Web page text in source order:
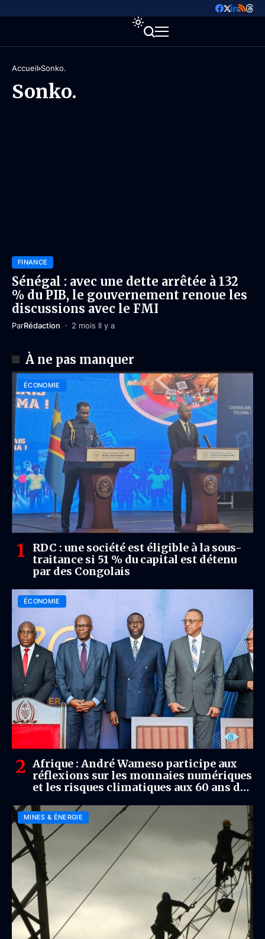
Accueil Sonko.
Sonko.
FINANCE
Sénégal : avec une dette arrêtée à 132
% du PIB, le gouvernement renoue les
discussions avec le FMI
ParRédaction 2 mois Il y a
À ne pas manquer
ÉCONOMIE
RDC : une société est éligible à la sous-
traitance si 51 % du capital est détenu
par des Congolais
ÉCONOMIE
Afrique : André Wameso participe aux
réflexions sur les monnaies numériques
et les risques climatiques aux 60 ans de
MINES & ÉNERGIE